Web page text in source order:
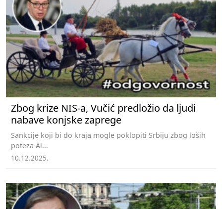
Zbog krize NIS-a, Vučić predložio da ljudi
nabave konjske zaprege
Sankcije koji bi do kraja mogle poklopiti Srbiju zbog loših
poteza Al...
10.12.2025.